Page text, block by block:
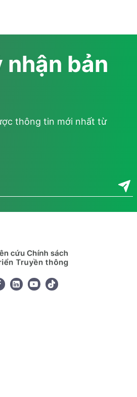
bản
thông tin mới nhất từ